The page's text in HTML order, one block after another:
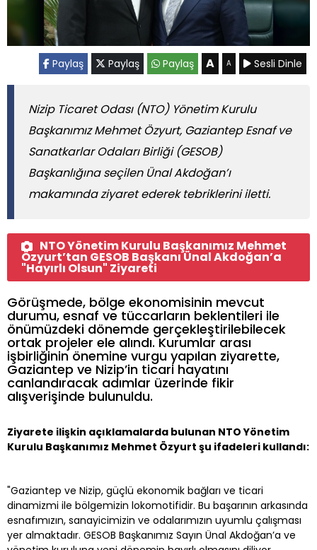
Paylaş Paylaş Paylaş A A Sesli Dinle
Nizip Ticaret Odası (NTO) Yönetim Kurulu
Başkanımız Mehmet Özyurt, Gaziantep Esnaf ve
Sanatkarlar Odaları Birliği (GESOB)
Başkanlığına seçilen Ünal Akdoğan’ı
makamında ziyaret ederek tebriklerini iletti.
NTO Yönetim Kurulu Başkanımız Mehmet
Özyurt’tan GESOB Başkanı Ünal Akdoğan’a
"Hayırlı Olsun" Ziyareti
Görüşmede, bölge ekonomisinin mevcut
durumu, esnaf ve tüccarların beklentileri ile
önümüzdeki dönemde gerçekleştirilebilecek
ortak projeler ele alındı. Kurumlar arası
işbirliğinin önemine vurgu yapılan ziyarette,
Gaziantep ve Nizip’in ticari hayatını
canlandıracak adımlar üzerinde fikir
alışverişinde bulunuldu.
Ziyarete ilişkin açıklamalarda bulunan NTO Yönetim
Kurulu Başkanımız Mehmet Özyurt şu ifadeleri kullandı:
"Gaziantep ve Nizip, güçlü ekonomik bağları ve ticari
dinamizmi ile bölgemizin lokomotifidir. Bu başarının arkasında
esnafımızın, sanayicimizin ve odalarımızın uyumlu çalışması
yer almaktadır. GESOB Başkanımız Sayın Ünal Akdoğan’a ve